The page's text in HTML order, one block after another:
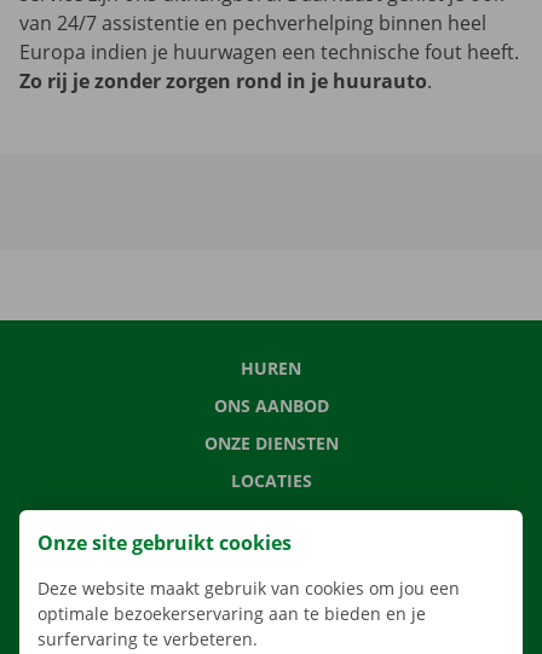
van 24/7 assistentie en pechverhelping binnen heel
Europa indien je huurwagen een technische fout heeft.
Zo rij je zonder zorgen rond in je huurauto.
HUREN
ONS AANBOD
ONZE DIENSTEN
LOCATIES
APP
VERHUISOPLOSSINGEN
Onze site gebruikt cookies
Deze website maakt gebruik van cookies om jou een
optimale bezoekerservaring aan te bieden en je
surfervaring te verbeteren.